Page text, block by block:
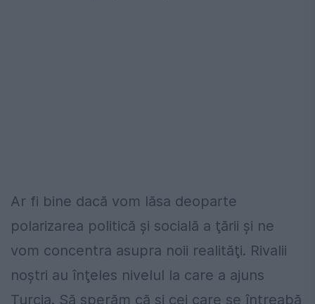
Ar fi bine dacă vom lăsa deoparte
polarizarea politică şi socială a ţării şi ne
vom concentra asupra noii realităţi. Rivalii
noştri au înţeles nivelul la care a ajuns
Turcia. Să sperăm că şi cei care se întreabă